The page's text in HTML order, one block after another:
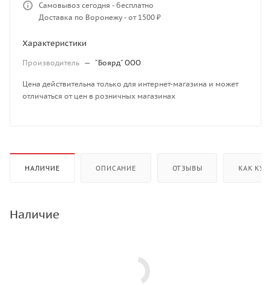
Самовывоз сегодня - бесплатно
Доставка по Воронежу - от 1500 ₽
Характеристики
Производитель — "Боярд" ООО
Цена действительна только для интернет-магазина и может
отличаться от цен в розничных магазинах
НАЛИЧИЕ ОПИСАНИЕ ОТЗЫВЫ КАК
Наличие